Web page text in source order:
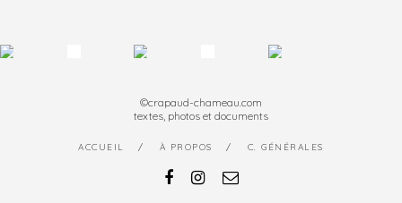
©crapaud-chameau.com
textes, photos et documents
ACCUEIL À PROPOS C. GÉNÉRALES